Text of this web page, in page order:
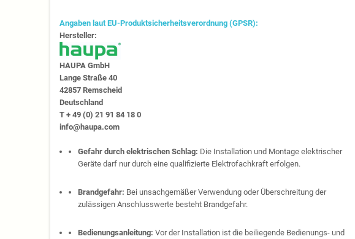
Angaben laut EU-Produktsicherheitsverordnung (GPSR):
Hersteller:
HAUPA GmbH
Lange Straße 40
42857 Remscheid
Deutschland
T + 49 (0) 21 91 84 18 0
info@haupa.com
Gefahr durch elektrischen Schlag: Die Installation und Montage elektrischer
Geräte darf nur durch eine qualifizierte Elektrofachkraft erfolgen.
Brandgefahr: Bei unsachgemäßer Verwendung oder Überschreitung der
zulässigen Anschlusswerte besteht Brandgefahr.
Bedienungsanleitung: Vor der Installation ist die beiliegende Bedienungs- und